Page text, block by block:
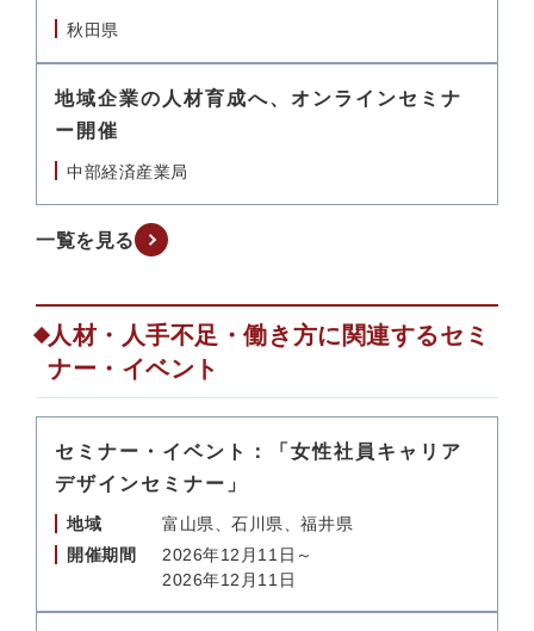
秋田県
地域企業の人材育成へ、オンラインセミナ
ー開催
中部経済産業局
一覧を見る
人材・人手不足・働き方に関連するセミ
ナー・イベント
セミナー・イベント：「女性社員キャリア
デザインセミナー」
地域
富山県、石川県、福井県
開催期間
2026年12月11日～
2026年12月11日